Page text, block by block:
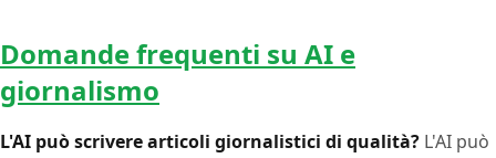
Domande frequenti su AI e
giornalismo
L'AI può scrivere articoli giornalistici di qualità? L'AI può